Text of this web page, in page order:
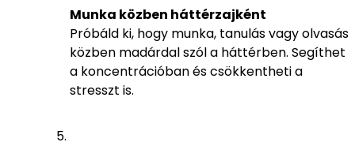
Munka közben háttérzajként
Próbáld ki, hogy munka, tanulás vagy olvasás
közben madárdal szól a háttérben. Segíthet
a koncentrációban és csökkentheti a
stresszt is.